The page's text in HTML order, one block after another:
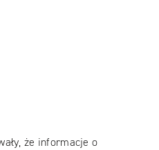
że informacje o